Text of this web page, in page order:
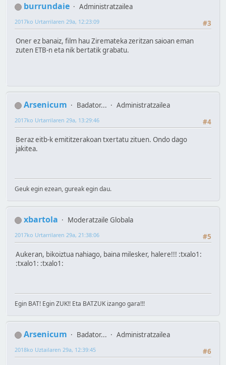
burrundaie
Administratzailea
#3
2017ko Urtarrilaren 29a, 12:23:09
Oner ez banaiz, film hau Ziremateka zeritzan saioan eman
zuten ETB-n eta nik bertatik grabatu.
Arsenicum Badator...
Administratzailea
#4
2017ko Urtarrilaren 29a, 13:29:46
Beraz eitb-k emititzerakoan txertatu zituen. Ondo dago
jakitea.
Geuk egin ezean, gureak egin dau.
xbartola
Moderatzaile Globala
#5
2017ko Urtarrilaren 29a, 21:38:06
Aukeran, bikoiztua nahiago, baina milesker, halere!!! :txalo1:
:txalo1: :txalo1:
Egin BAT! Egin ZUK!! Eta BATZUK izango gara!!!
Arsenicum Badator...
Administratzailea
#6
2018ko Uztailaren 29a, 12:39:45